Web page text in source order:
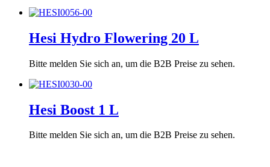
Hesi Hydro Flowering 20 L
Bitte melden Sie sich an, um die B2B Preise zu sehen.
Hesi Boost 1 L
Bitte melden Sie sich an, um die B2B Preise zu sehen.